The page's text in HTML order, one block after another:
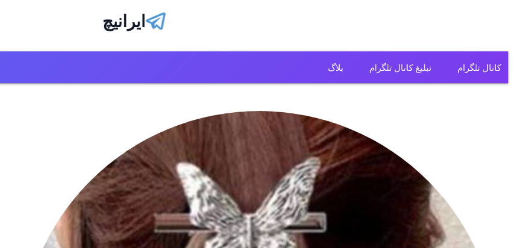
ایرانیچ
کانال تلگرام
کانال تلگرام ریمیکس
کانال تلگرام لباس
کانال تلگرام تولیدی
تبلیغ کانال تلگرام بلاگ